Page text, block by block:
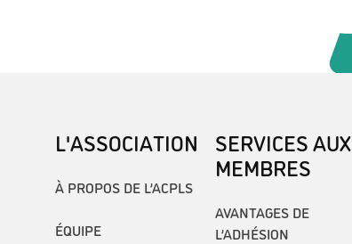
L'ASSOCIATION
À PROPOS DE L’ACPLS
ÉQUIPE
SERVICES AUX
MEMBRES
AVANTAGES DE
L’ADHÉSION